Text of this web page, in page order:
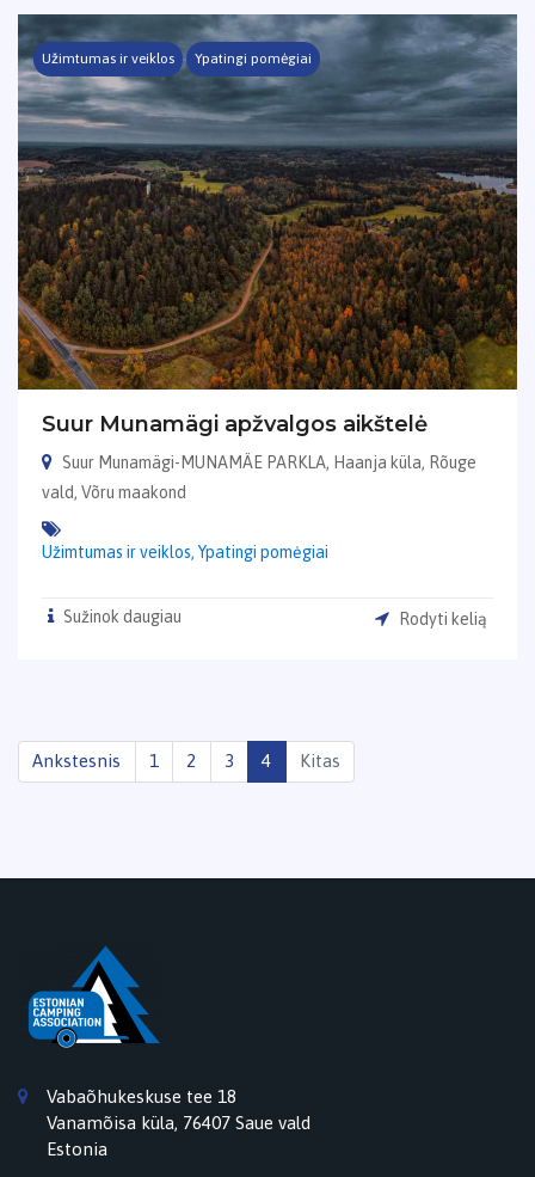
Užimtumas ir veiklos Ypatingi pomėgiai
Suur Munamägi apžvalgos aikštelė
Suur Munamägi-MUNAMÄE PARKLA, Haanja küla, Rõuge
vald, Võru maakond
Užimtumas ir veiklos,Ypatingi pomėgiai
Sužinok daugiau Rodyti kelią
Ankstesnis 1 2 3 4 Kitas
Vabaõhukeskuse tee 18
Vanamõisa küla, 76407 Saue vald
Estonia